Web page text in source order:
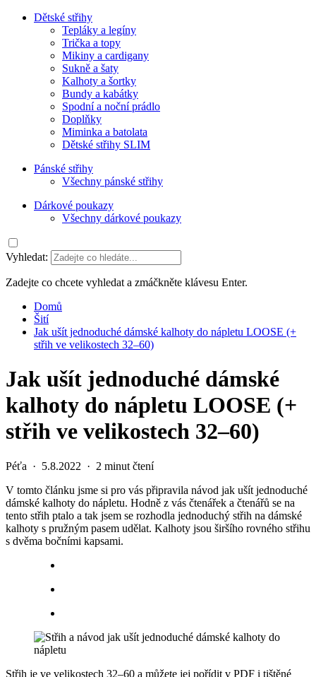
Dětské střihy
Tepláky a legíny
Trička a topy
Mikiny a cardigany
Sukně a šaty
Kalhoty a šortky
Bundy a kabátky
Spodní a noční prádlo
Doplňky
Miminka a batolata
Dětské střihy SLIM
Pánské střihy
Všechny pánské střihy
Dárkové poukazy
Všechny dárkové poukazy
Vyhledat:
Zadejte co chcete vyhledat a zmáčkněte klávesu Enter.
Domů
Šití
Jak ušít jednoduché dámské kalhoty do nápletu LOOSE (+
střih ve velikostech 32–60)
Jak ušít jednoduché dámské
kalhoty do nápletu LOOSE (+
střih ve velikostech 32–60)
Péťa · 5.8.2022 · 2 minut čtení
V tomto článku jsme si pro vás připravila návod jak ušít jednoduché
dámské kalhoty do nápletu. Hodně z vás čtenářek a čtenářů se na
tento střih ptalo a tak jsem se rozhodla jednoduchý střih na dámské
kalhoty s pružným pasem udělat. Kalhoty jsou širšího rovného střihu
s dvěma bočními kapsami.
Střih je ve velikostech 32–60 a můžete jej pořídit v PDF i tištěné